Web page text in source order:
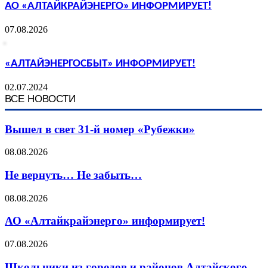
АО «АЛТАЙКРАЙЭНЕРГО» ИНФОРМИРУЕТ!
07.08.2026
«АЛТАЙЭНЕРГОСБЫТ» ИНФОРМИРУЕТ!
02.07.2024
ВСЕ НОВОСТИ
Вышел в свет 31-й номер «Рубежки»
08.08.2026
Не вернуть… Не забыть…
08.08.2026
АО «Алтайкрайэнерго» информирует!
07.08.2026